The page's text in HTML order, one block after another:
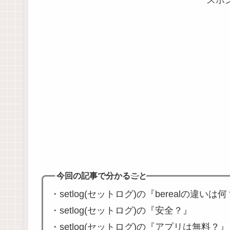
今回の記事で分かること
・setlog(セットログ)の『berealの違いは何
・setlog(セットログ)の『安全？』
・setlog(セットログ)の『アプリは無料？』